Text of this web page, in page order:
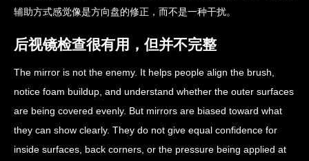
辅助方式感觉像是方向盘的修正，而不是一种干扰。
后视镜检查很有用，但并不完整
The mirror is not the enemy. It helps people align the brush,
notice foam buildup, and understand whether the outer surfaces
are being covered evenly. But mirrors are biased toward what
they can show clearly. They do not give equal confidence for
inside surfaces, back corners, or the pressure being applied at